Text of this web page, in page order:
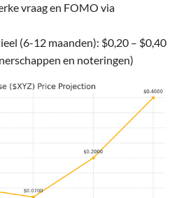
vraag en FOMO via
(6-12 maanden): $0,20 – $0,40
en noteringen)